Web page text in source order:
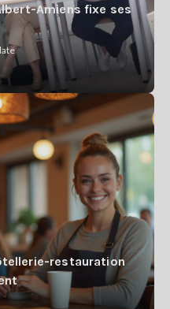
Amiens fixe ses
restauration